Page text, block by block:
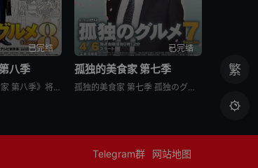
已完结
八季
日剧《孤独的美食家 第八季》将围绕“勿忘初心”，挑战甜点特辑和美食剪辑等全新的主题，一定会让你大吃一惊。另外，那些藏在名不见经传的街头巷尾的美食也不容错过。备受瞩目的第一集将从那个热闹的地方启程。前所
已完结
孤独的美食家 第七季
孤独的美食家 第七季 孤独のグルメ Season7是2018上映的剧情日剧。2012年1月，深夜开始悄悄播放的“孤独的美食家”终于迎来第7季了！众所周知，上季season 6从大阪的味道开始播出，但这次season 7重返初心，并开始与市井中不为人知的奇妙美食相遇。在“孤独的
Telegram群 网站地图
繁
